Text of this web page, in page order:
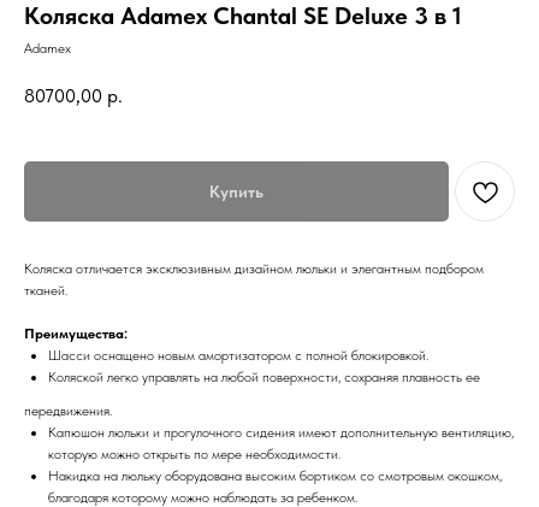
Коляска Adamex Chantal SE Deluxe 3 в 1
Adamex
80700,00 р.
Купить
Коляска отличается эксклюзивным дизайном люльки и элегантным подбором
тканей.
Преимущества:
Шасси оснащено новым амортизатором с полной блокировкой.
Коляской легко управлять на любой поверхности, сохраняя плавность ее
передвижения.
Капюшон люльки и прогулочного сидения имеют дополнительную вентиляцию,
которую можно открыть по мере необходимости.
Накидка на люльку оборудована высоким бортиком со смотровым окошком,
благодаря которому можно наблюдать за ребенком.